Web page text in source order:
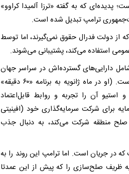
پدیده‌ای که به گفته «ترزا آلمیدا کراوو»
ترامپ تبدیل شده است.
از دولت فدرال حقوق نمی‌گیرند، اما توسط
استفاده می‌کند، پشتیبانی می‌شوند.
دارایی‌های گسترده‌اش در سراسر جهان
است ارائه کرده، اما کوشنر این کار را نکرده است. (او در ماه ژانویه به برنامه «۶۰ دقیقه»
آن را تجربه و روابط قابل‌اعتماد
برای شرکت سرمایه‌گذاری خود (افینیتی
صلح منطقه شرکت می‌کند، به دنبال جذب
جریان است. اما ترامپ این روند را به
ظریف صلح‌سازی را که پیش از این عمدتا